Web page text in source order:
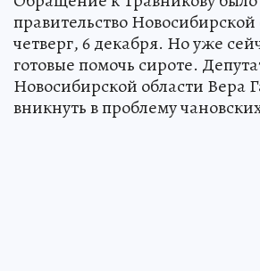
правительство Новосибирской
четверг, 6 декабря. Но уже
готовые помочь сироте.
Новосибирской области Вера
вникнуть в проблему